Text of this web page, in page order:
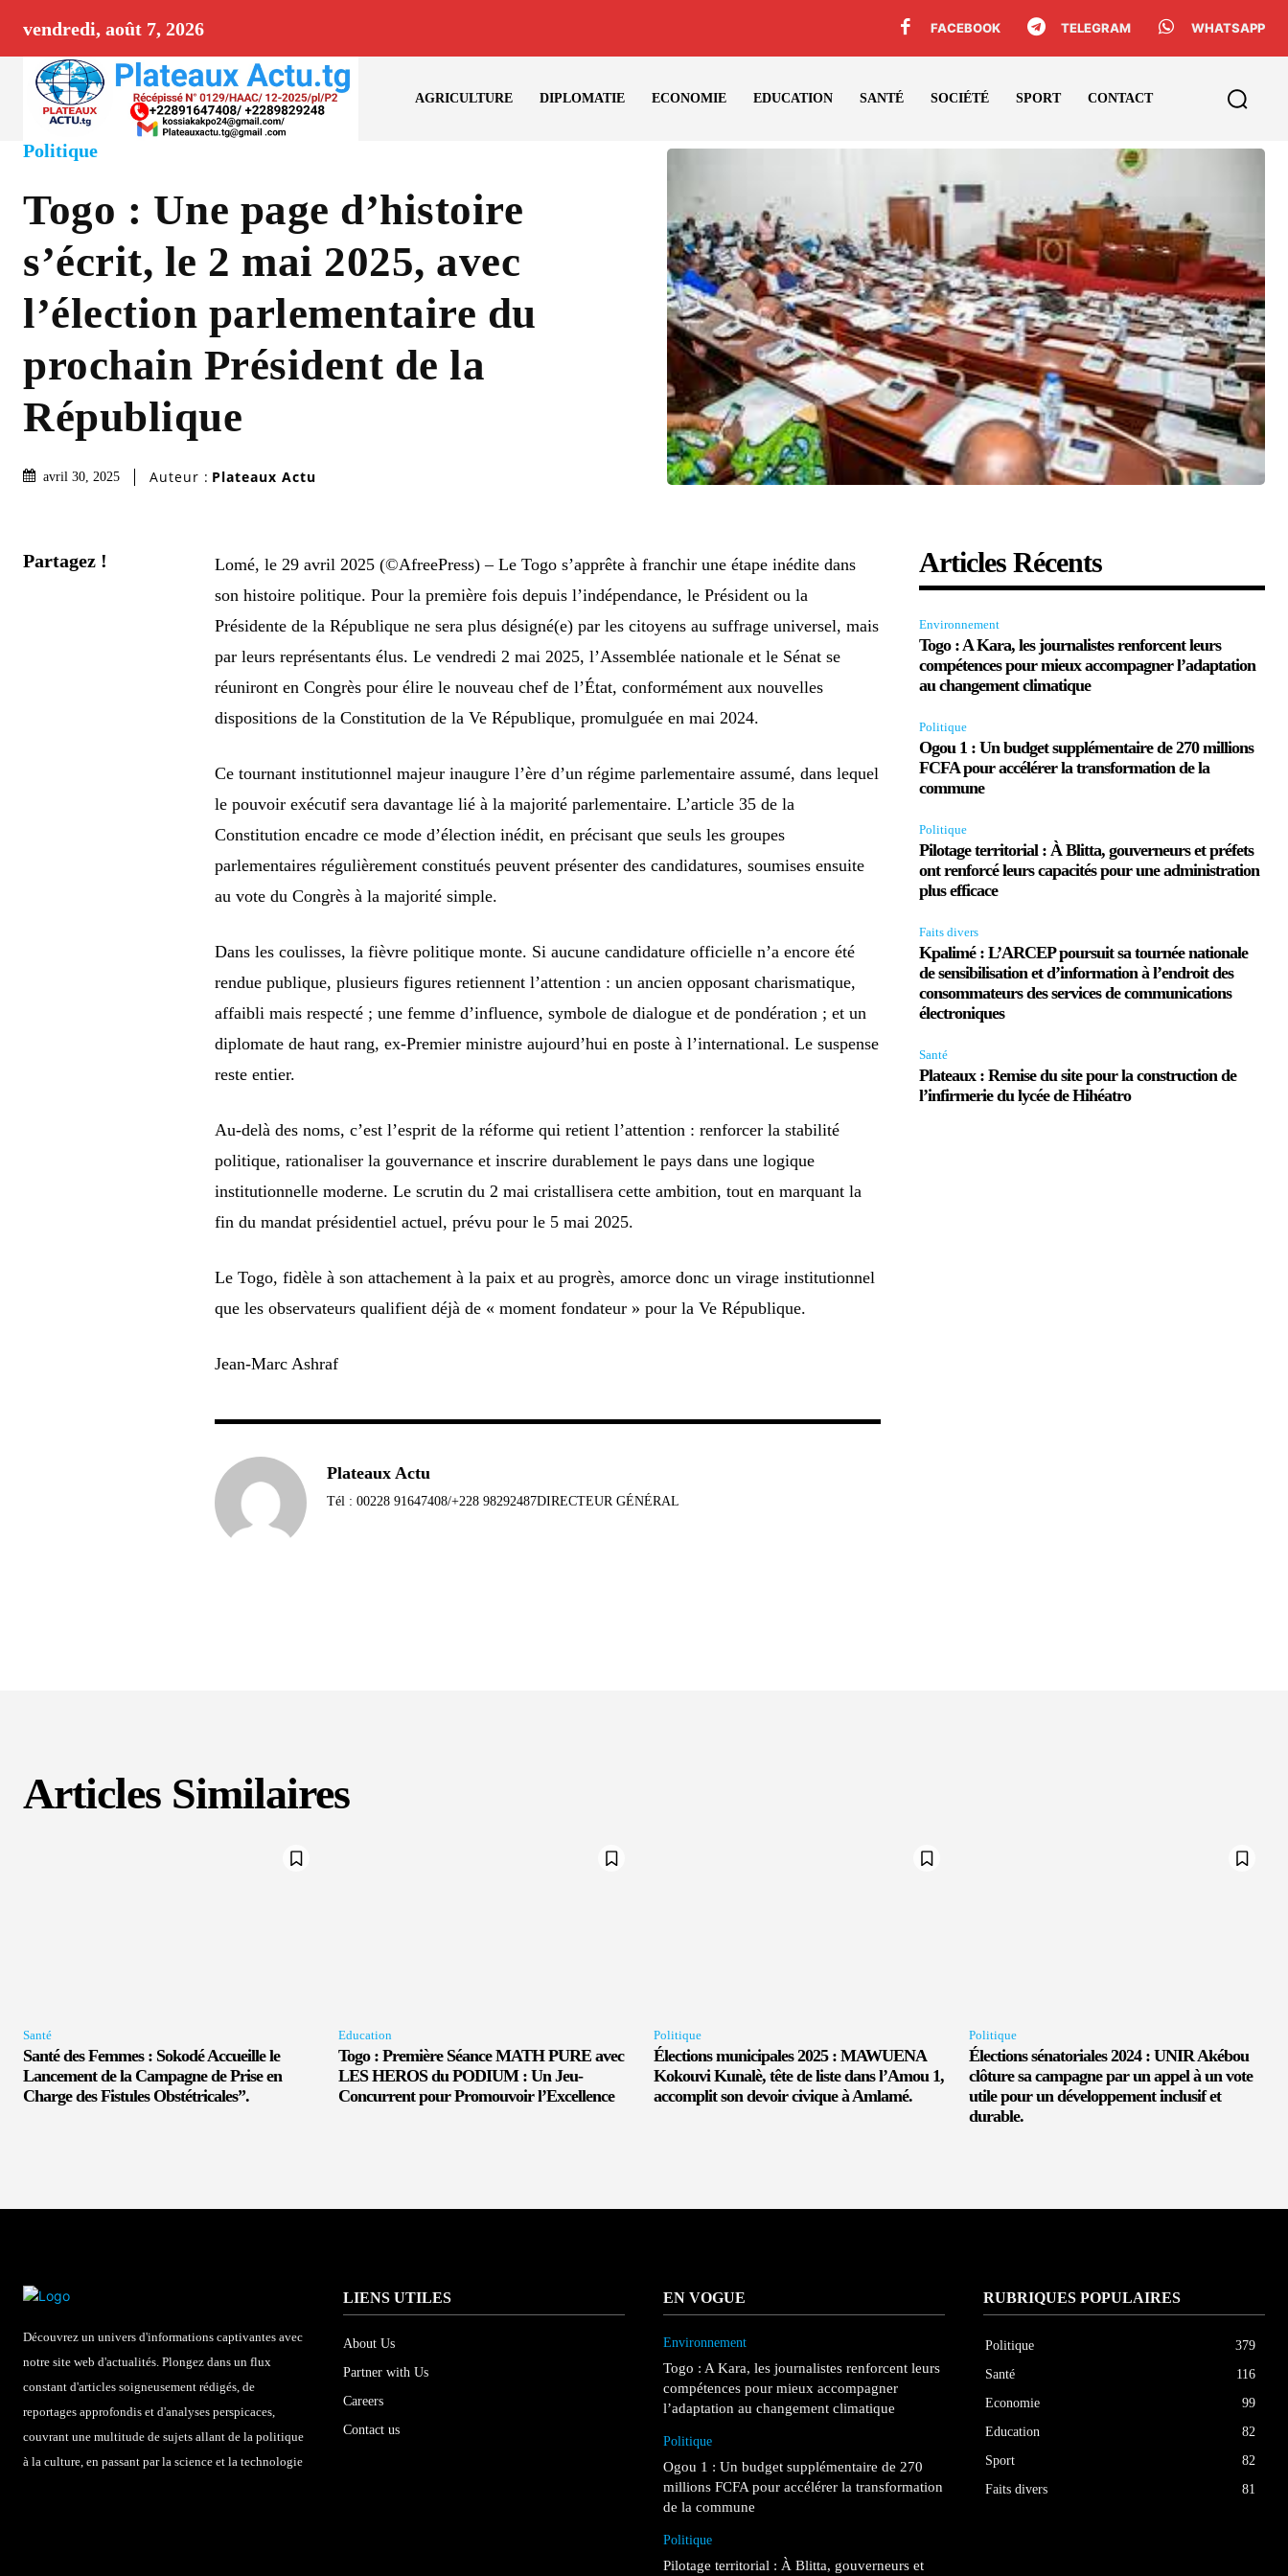
vendredi, août 7, 2026 FACEBOOK TELEGRAM WHATSAPP
AGRICULTURE DIPLOMATIE ECONOMIE EDUCATION SANTÉ SOCIÉTÉ SPORT CONTACT
Politique
Togo : Une page d’histoire
s’écrit, le 2 mai 2025, avec
l’élection parlementaire du
prochain Président de la
République
avril 30, 2025 Auteur : Plateaux Actu
Partagez !
Lomé, le 29 avril 2025 (©AfreePress) – Le Togo s’apprête à franchir une étape inédite dans
son histoire politique. Pour la première fois depuis l’indépendance, le Président ou la
Présidente de la République ne sera plus désigné(e) par les citoyens au suffrage universel, mais
par leurs représentants élus. Le vendredi 2 mai 2025, l’Assemblée nationale et le Sénat se
réuniront en Congrès pour élire le nouveau chef de l’État, conformément aux nouvelles
dispositions de la Constitution de la Ve République, promulguée en mai 2024.
Ce tournant institutionnel majeur inaugure l’ère d’un régime parlementaire assumé, dans lequel
le pouvoir exécutif sera davantage lié à la majorité parlementaire. L’article 35 de la
Constitution encadre ce mode d’élection inédit, en précisant que seuls les groupes
parlementaires régulièrement constitués peuvent présenter des candidatures, soumises ensuite
au vote du Congrès à la majorité simple.
Dans les coulisses, la fièvre politique monte. Si aucune candidature officielle n’a encore été
rendue publique, plusieurs figures retiennent l’attention : un ancien opposant charismatique,
affaibli mais respecté ; une femme d’influence, symbole de dialogue et de pondération ; et un
diplomate de haut rang, ex-Premier ministre aujourd’hui en poste à l’international. Le suspense
reste entier.
Au-delà des noms, c’est l’esprit de la réforme qui retient l’attention : renforcer la stabilité
politique, rationaliser la gouvernance et inscrire durablement le pays dans une logique
institutionnelle moderne. Le scrutin du 2 mai cristallisera cette ambition, tout en marquant la
fin du mandat présidentiel actuel, prévu pour le 5 mai 2025.
Le Togo, fidèle à son attachement à la paix et au progrès, amorce donc un virage institutionnel
que les observateurs qualifient déjà de « moment fondateur » pour la Ve République.
Jean-Marc Ashraf
Plateaux Actu
Tél : 00228 91647408/+228 98292487DIRECTEUR GÉNÉRAL
Articles Récents
Environnement
Togo : A Kara, les journalistes renforcent leurs
compétences pour mieux accompagner l’adaptation
au changement climatique
Politique
Ogou 1 : Un budget supplémentaire de 270 millions
FCFA pour accélérer la transformation de la
commune
Politique
Pilotage territorial : À Blitta, gouverneurs et préfets
ont renforcé leurs capacités pour une administration
plus efficace
Faits divers
Kpalimé : L’ARCEP poursuit sa tournée nationale
de sensibilisation et d’information à l’endroit des
consommateurs des services de communications
électroniques
Santé
Plateaux : Remise du site pour la construction de
l’infirmerie du lycée de Hihéatro
Articles Similaires
Santé
Santé des Femmes : Sokodé Accueille le
Lancement de la Campagne de Prise en
Charge des Fistules Obstétricales”.
Education
Togo : Première Séance MATH PURE avec
LES HEROS du PODIUM : Un Jeu-
Concurrent pour Promouvoir l’Excellence
Politique
Élections municipales 2025 : MAWUENA
Kokouvi Kunalè, tête de liste dans l’Amou 1,
accomplit son devoir civique à Amlamé.
Politique
Élections sénatoriales 2024 : UNIR Akébou
clôture sa campagne par un appel à un vote
utile pour un développement inclusif et
durable.
Découvrez un univers d'informations captivantes avec
notre site web d'actualités. Plongez dans un flux
constant d'articles soigneusement rédigés, de
reportages approfondis et d'analyses perspicaces,
couvrant une multitude de sujets allant de la politique
à la culture, en passant par la science et la technologie
LIENS UTILES
About Us
Partner with Us
Careers
Contact us
EN VOGUE
Environnement
Togo : A Kara, les journalistes renforcent leurs
compétences pour mieux accompagner
l’adaptation au changement climatique
Politique
Ogou 1 : Un budget supplémentaire de 270
millions FCFA pour accélérer la transformation
de la commune
Politique
Pilotage territorial : À Blitta, gouverneurs et
RUBRIQUES POPULAIRES
Politique
379
Santé
116
Economie
99
Education
82
Sport
82
Faits divers
81